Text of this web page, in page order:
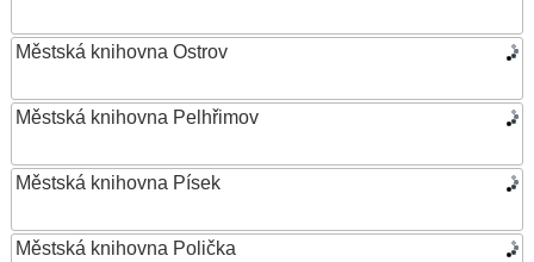
Městská knihovna Ostrov
Městská knihovna Pelhřimov
Městská knihovna Písek
Městská knihovna Polička